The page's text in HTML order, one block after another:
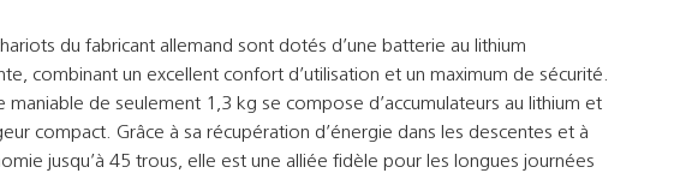
du fabricant allemand sont dotés d’une batterie au lithium
combinant un excellent confort d’utilisation et un maximum de sécurité.
maniable de seulement 1,3 kg se compose d’accumulateurs au lithium et
compact. Grâce à sa récupération d’énergie dans les descentes et à
jusqu’à 45 trous, elle est une alliée fidèle pour les longues journées